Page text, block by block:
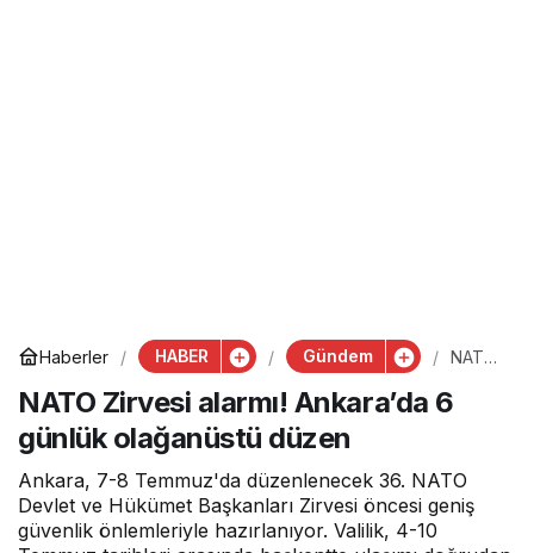
Haberler HABER Gündem
NATO
alarmı!
olağan
üstü
düzen
NATO Zirvesi alarmı! Ankara’da 6
günlük olağanüstü düzen
Ankara, 7-8 Temmuz'da düzenlenecek 36. NATO
Devlet ve Hükümet Başkanları Zirvesi öncesi geniş
güvenlik önlemleriyle hazırlanıyor. Valilik, 4-10